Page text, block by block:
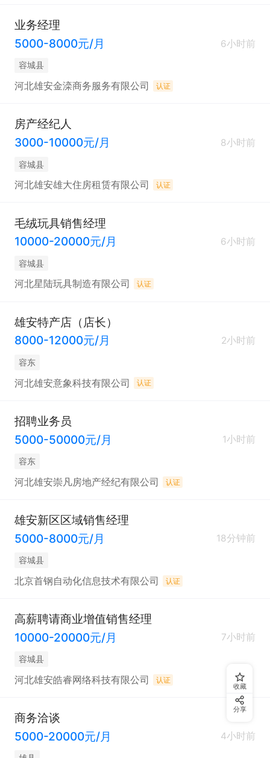
业务经理
5000-8000元/月
6小时前
容城县
河北雄安金滦商务服务有限公司 认证
房产经纪人
3000-10000元/月
8小时前
容城县
河北雄安雄大住房租赁有限公司 认证
毛绒玩具销售经理
10000-20000元/月
6小时前
容城县
河北星陆玩具制造有限公司 认证
雄安特产店（店长）
8000-12000元/月
2小时前
容东
河北雄安意象科技有限公司 认证
招聘业务员
5000-50000元/月
1小时前
容东
河北雄安崇凡房地产经纪有限公司 认证
雄安新区区域销售经理
5000-8000元/月
18分钟前
容城县
北京首钢自动化信息技术有限公司 认证
高薪聘请商业增值销售经理
10000-20000元/月
7小时前
容城县
河北雄安皓睿网络科技有限公司 认证
商务洽谈
5000-20000元/月
4小时前
收藏
分享